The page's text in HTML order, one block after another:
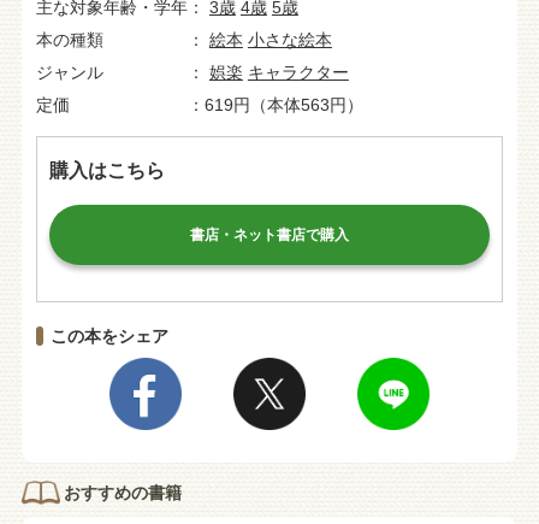
主な対象年齢・学年
3歳 4歳 5歳
本の種類
絵本 小さな絵本
ジャンル
娯楽 キャラクター
定価
619円（本体563円）
購入はこちら
書店・ネット書店で購入
この本をシェア
おすすめの書籍